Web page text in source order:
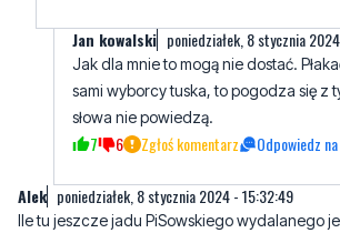
słowa nie powiedzą.
7 6 Zgłoś komentarz Odpowiedz
poniedziałek, 8 stycznia 2024 - 15:32:49
Ile tu jeszcze jadu PiSowskiego wydalanego
PiSowskiego, musicie opłacić TV Republika.
10 20 Zgłoś komentarz Odpowiedz na